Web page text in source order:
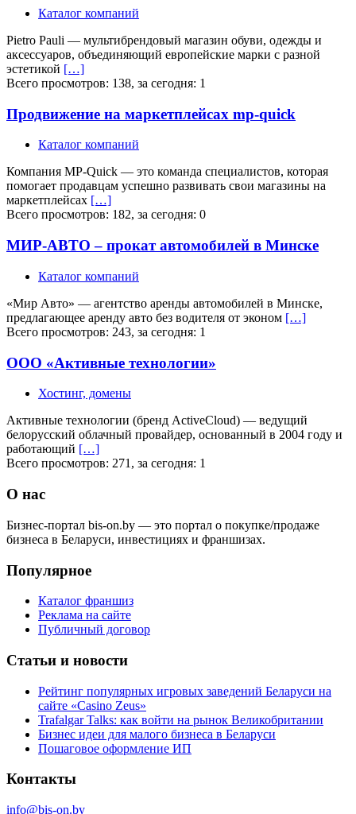
Каталог компаний
Pietro Pauli — мультибрендовый магазин обуви, одежды и
аксессуаров, объединяющий европейские марки с разной
эстетикой […]
Всего просмотров: 138, за сегодня: 1
Продвижение на маркетплейсах mp-quick
Каталог компаний
Компания MP-Quick — это команда специалистов, которая
помогает продавцам успешно развивать свои магазины на
маркетплейсах […]
Всего просмотров: 182, за сегодня: 0
МИР-АВТО – прокат автомобилей в Минске
Каталог компаний
«Мир Авто» — агентство аренды автомобилей в Минске,
предлагающее аренду авто без водителя от эконом […]
Всего просмотров: 243, за сегодня: 1
ООО «Активные технологии»
Хостинг, домены
Активные технологии (бренд ActiveCloud) — ведущий
белорусский облачный провайдер, основанный в 2004 году и
работающий […]
Всего просмотров: 271, за сегодня: 1
О нас
Бизнес-портал bis-on.by — это портал о покупке/продаже
бизнеса в Беларуси, инвестициях и франшизах.
Популярное
Каталог франшиз
Реклама на сайте
Публичный договор
Статьи и новости
Рейтинг популярных игровых заведений Беларуси на
сайте «Casino Zeus»
Trafalgar Talks: как войти на рынок Великобритании
Бизнес идеи для малого бизнеса в Беларуси
Пошаговое оформление ИП
Контакты
info@bis-on.by